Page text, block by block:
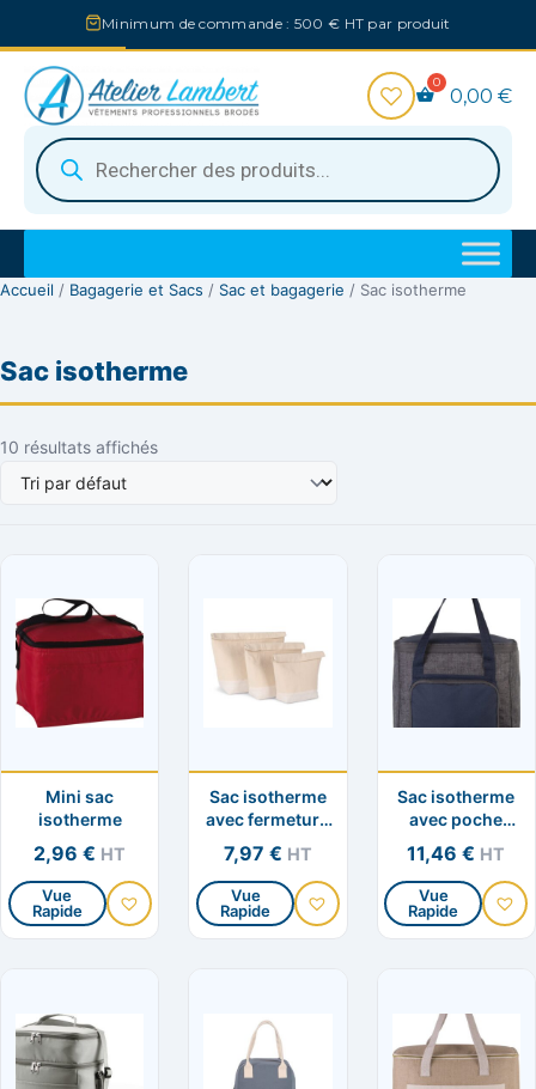
au
contenu
Minimum de commande : 500 € HT par produit
Recherche
de
produits
0,00 €
Accueil / Bagagerie et Sacs / Sac et bagagerie / Sac isotherme
Sac isotherme
10 résultats affichés
Mini sac
isotherme
2,96€ HT
Ce
produit
variations.
Les
Vue
Rapide
Sac isotherme
avec fermeture
à enroulement
7,97 € HT
Ce
produit
variations.
Les
Vue
Rapide
Sac isotherme
avec poche
zippée
11,46€ HT
Ce
produit
Les
Vue
Rapide